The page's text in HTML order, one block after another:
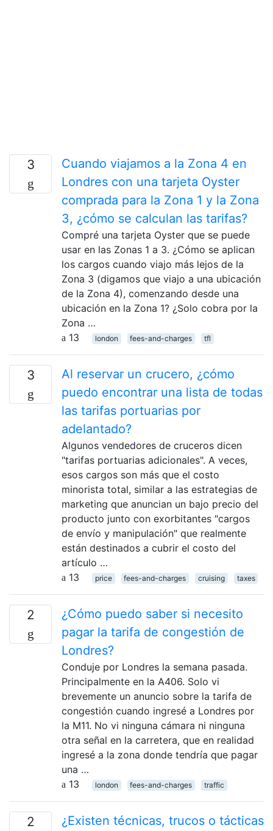
3
Cuando viajamos a la Zona 4 en
Londres con una tarjeta Oyster
comprada para la Zona 1 y la Zona
3, ¿cómo se calculan las tarifas?
Compré una tarjeta Oyster que se puede
usar en las Zonas 1 a 3. ¿Cómo se aplican
los cargos cuando viajo más lejos de la
Zona 3 (digamos que viajo a una ubicación
de la Zona 4), comenzando desde una
ubicación en la Zona 1? ¿Solo cobra por la
Zona …
13
london fees-and-charges tfl
3
Al reservar un crucero, ¿cómo
puedo encontrar una lista de todas
las tarifas portuarias por
adelantado?
Algunos vendedores de cruceros dicen
"tarifas portuarias adicionales". A veces,
esos cargos son más que el costo
minorista total, similar a las estrategias de
marketing que anuncian un bajo precio del
producto junto con exorbitantes "cargos
de envío y manipulación" que realmente
están destinados a cubrir el costo del
artículo …
13
price fees-and-charges cruising taxes
2
¿Cómo puedo saber si necesito
pagar la tarifa de congestión de
Londres?
Conduje por Londres la semana pasada.
Principalmente en la A406. Solo vi
brevemente un anuncio sobre la tarifa de
congestión cuando ingresé a Londres por
la M11. No vi ninguna cámara ni ninguna
otra señal en la carretera, que en realidad
ingresé a la zona donde tendría que pagar
una …
13
london fees-and-charges traffic
2 ¿Existen técnicas, trucos o tácticas